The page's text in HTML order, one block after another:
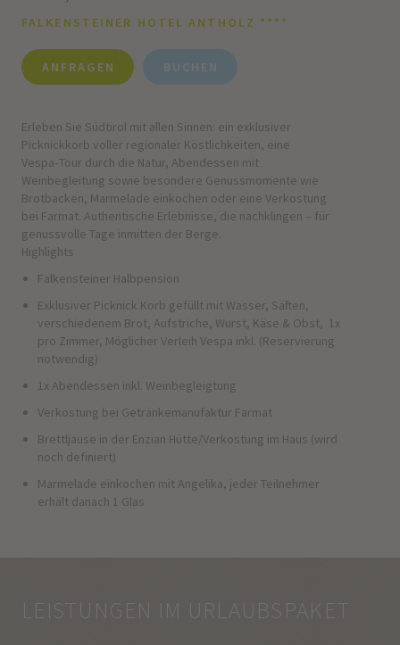
FALKENSTEINER HOTEL ANTHOLZ ****
ANFRAGEN BUCHEN
Erleben Sie Südtirol mit allen Sinnen: ein exklusiver
Picknickkorb voller regionaler Köstlichkeiten, eine
Vespa‑Tour durch die Natur, Abendessen mit
Weinbegleitung sowie besondere Genussmomente wie
Brotbacken, Marmelade einkochen oder eine Verkostung
bei Farmat. Authentische Erlebnisse, die nachklingen – für
genussvolle Tage inmitten der Berge.
Highlights
Falkensteiner Halbpension
Exklusiver Picknick Korb gefüllt mit Wasser, Säften,
verschiedenem Brot, Aufstriche, Wurst, Käse & Obst, 1x
pro Zimmer, Möglicher Verleih Vespa inkl. (Reservierung
notwendig)
1x Abendessen inkl. Weinbegleigtung
Verkostung bei Getränkemanufaktur Farmat
Brettljause in der Enzian Hütte/Verkostung im Haus (wird
noch definiert)
Marmelade einkochen mit Angelika, jeder Teilnehmer
erhält danach 1 Glas
LEISTUNGEN IM URLAUBSPAKET